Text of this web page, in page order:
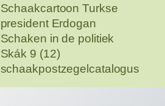
Schaakcartoon Turkse
president Erdogan
Schaken in de politiek
Skák 9 (12)
schaakpostzegelcatalogus